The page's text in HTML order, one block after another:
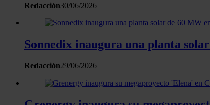
Redacción30/06/2026
Sonnedix inaugura una planta
Redacción29/06/2026